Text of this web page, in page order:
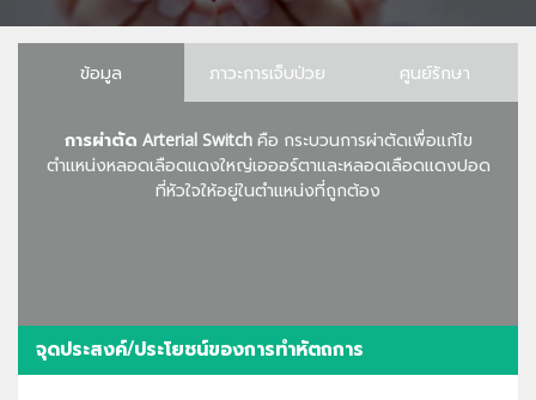
ข้อมูล ภาวะการเจ็บป่วย ศูนย์รักษา
การผ่าตัด Arterial Switch คือ กระบวนการผ่าตัดเพื่อแก้ไข
ตำแหน่งหลอดเลือดแดงใหญ่เอออร์ตาและหลอดเลือดแดงปอด
ที่หัวใจให้อยู่ในตำแหน่งที่ถูกต้อง
จุดประสงค์/ประโยชน์ของการทำหัตถการ